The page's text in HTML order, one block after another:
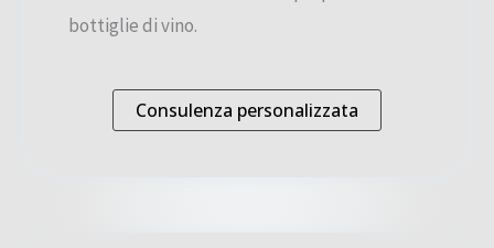
bottiglie di vino.
Consulenza personalizzata